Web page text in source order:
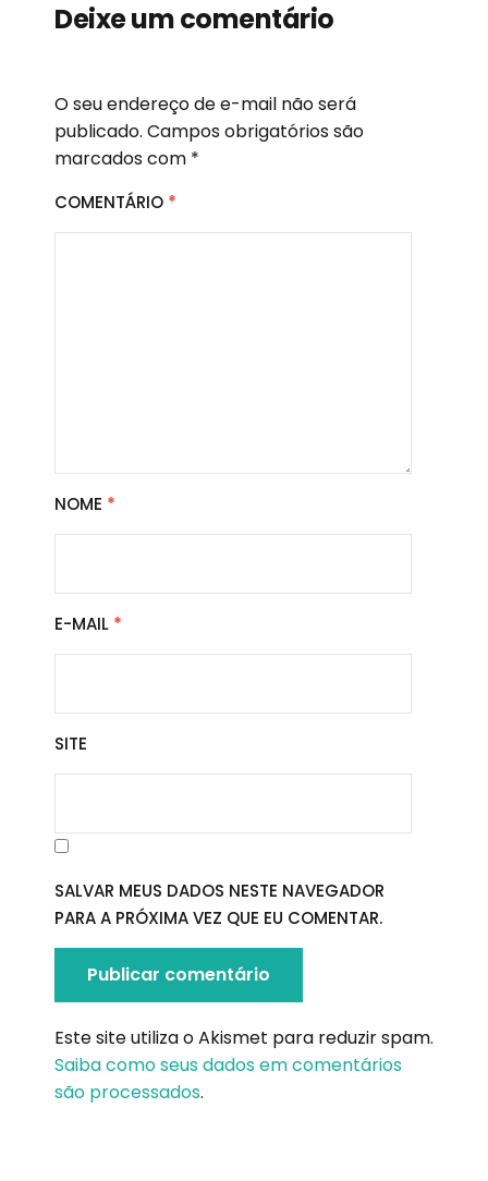
Deixe um comentário
O seu endereço de e-mail não será
publicado. Campos obrigatórios são
marcados com *
COMENTÁRIO *
NOME *
E-MAIL *
SITE
SALVAR MEUS DADOS NESTE NAVEGADOR
PARA A PRÓXIMA VEZ QUE EU COMENTAR.
Este site utiliza o Akismet para reduzir spam.
Saiba como seus dados em comentários
são processados.